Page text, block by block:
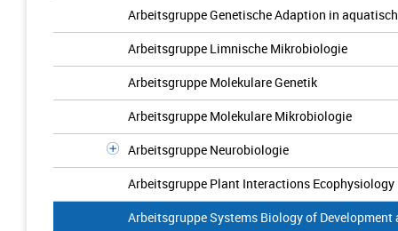
Arbeitsgruppe Genetische Adaption in
Arbeitsgruppe Limnische Mikrobiologie
Arbeitsgruppe Molekulare Genetik
Arbeitsgruppe Molekulare Mikrobiologie
Arbeitsgruppe Neurobiologie
Arbeitsgruppe Plant Interactions Ecophysiology
Arbeitsgruppe Systems Biology of Development